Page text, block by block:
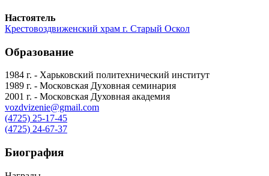
Настоятель
Крестовоздвиженский храм г. Старый Оскол
Образование
1984 г. - Харьковский политехнический институт
1989 г. - Московская Духовная семинария
2001 г. - Московская Духовная академия
vozdvizenie@gmail.com
(4725) 25-17-45
(4725) 24-67-37
Биография